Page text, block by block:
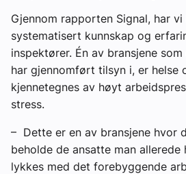
Gjennom rapporten Signal, har
systematisert kunnskap og
inspektører. Én av bransjene
har gjennomført tilsyn i, er helse
kjennetegnes av høyt
stress.
– Dette er en av bransjene hvor
beholde de ansatte man allerede
lykkes med det forebyggende